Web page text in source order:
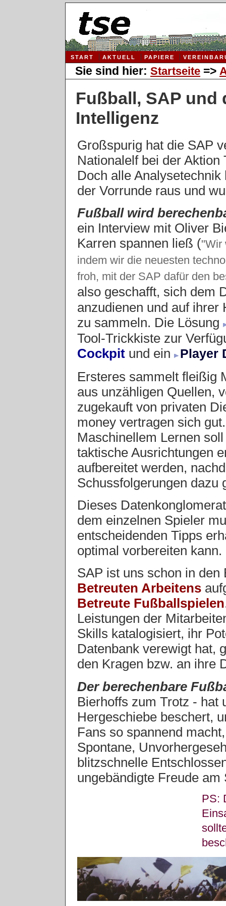
START AKTUELL PAPIERE
Sie sind hier: Startseite =>
Fußball, SAP und
Intelligenz
Großspurig hat die SAP
Nationalelf bei der
Doch alle
der Vorrunde raus und
Fußball wird
ein Interview mit Oliver
Karren spannen ließ ("Wir
indem wir die neuesten
froh, mit der SAP dafür den
also geschafft, sich dem
anzudienen und auf
zu sammeln. Die Lösung
Tool-Trickkiste zur
Cockpit und ein Player
Ersteres sammelt fleißig
aus unzähligen Quellen,
zugekauft von privaten
money vertragen sich
Maschinellem Lernen
taktische Ausrichtungen
aufbereitet werden,
Schussfolgerungen dazu
Dieses
dem einzelnen Spieler
entscheidenden Tipps
optimal vorbereiten kann.
SAP ist uns schon in
Betreuten Arbeitens
Betreute Fußballspielen
Leistungen der
Skills katalogisiert, ihr
Datenbank verewigt hat,
den Kragen bzw. an ihre
Der berechenbare
Bierhoffs zum Trotz - hat
Hergeschiebe beschert,
Fans so spannend
Spontane,
blitzschnelle
ungebändigte Freude am
PS: